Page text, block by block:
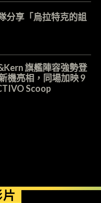
分享「烏拉特克的詛
旗艦陣容強勢登
機亮相，同場加映 9
Scoop